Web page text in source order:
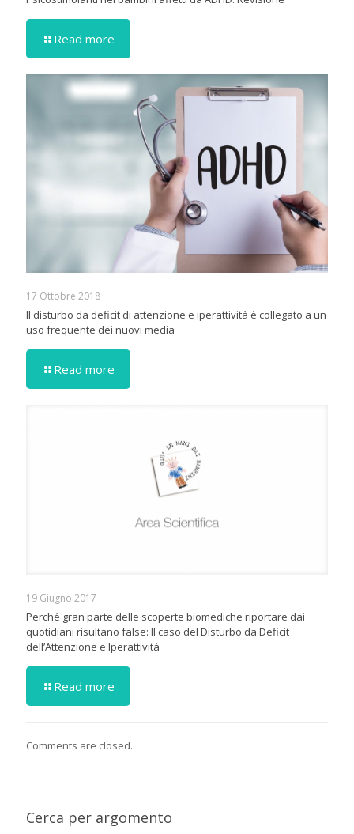
Read more
17 Ottobre 2018
Il disturbo da deficit di attenzione e iperattività è collegato a un
uso frequente dei nuovi media
Read more
19 Giugno 2017
Perché gran parte delle scoperte biomediche riportare dai
quotidiani risultano false: Il caso del Disturbo da Deficit
dell’Attenzione e Iperattività
Read more
Comments are closed.
Cerca per argomento